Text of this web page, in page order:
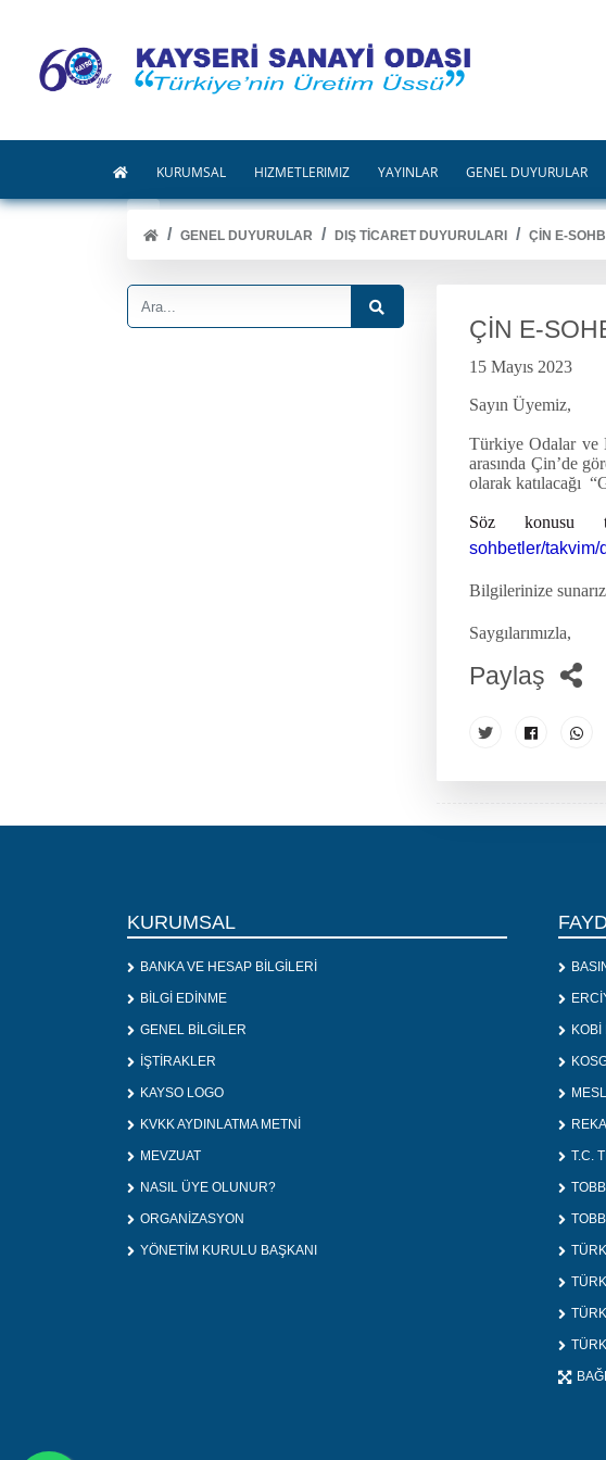
KURUMSAL HİZMETLERİMİZ YAYINLAR GENEL DUYURULAR
GENEL DUYURULAR DIŞ TİCARET DUYURULARI ÇİN E-
ÇİN E-
15 Mayıs 2023
Sayın Üyemiz,
Türkiye Odalar ve
arasında Çin’de
olarak katılacağı
Söz konusu
sohbetler/takvim/
Bilgilerinize
Saygılarımızla,
Paylaş
KURUMSAL
BANKA VE HESAP BİLGİLERİ
BİLGİ EDİNME
GENEL BİLGİLER
İŞTİRAKLER
KAYSO LOGO
KVKK AYDINLATMA METNİ
MEVZUAT
NASIL ÜYE OLUNUR?
ORGANİZASYON
YÖNETİM KURULU BAŞKANI
KOBİ
T.C.